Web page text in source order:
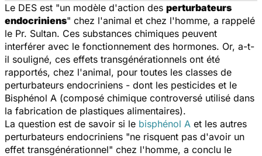
Le DES est "un modèle d'action des perturbateurs
endocriniens" chez l'animal et chez l'homme, a rappelé
le Pr. Sultan. Ces substances chimiques peuvent
interférer avec le fonctionnement des hormones. Or, a-t-
il souligné, ces effets transgénérationnels ont été
rapportés, chez l'animal, pour toutes les classes de
perturbateurs endocriniens - dont les pesticides et le
Bisphénol A (composé chimique controversé utilisé dans
la fabrication de plastiques alimentaires).
La question est de savoir si le bisphénol A et les autres
perturbateurs endocriniens "ne risquent pas d'avoir un
effet transgénérationnel" chez l'homme, a conclu le